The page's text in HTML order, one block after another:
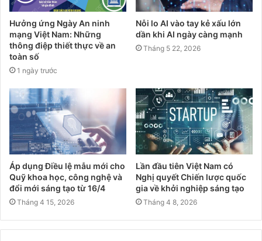
Hưởng ứng Ngày An ninh
mạng Việt Nam: Những
thông điệp thiết thực về an
toàn số
1 ngày trước
Nỗi lo AI vào tay kẻ xấu lớn
dần khi AI ngày càng mạnh
Tháng 5 22, 2026
Áp dụng Điều lệ mẫu mới cho
Quỹ khoa học, công nghệ và
đổi mới sáng tạo từ 16/4
Tháng 4 15, 2026
Lần đầu tiên Việt Nam có
Nghị quyết Chiến lược quốc
gia về khởi nghiệp sáng tạo
Tháng 4 8, 2026